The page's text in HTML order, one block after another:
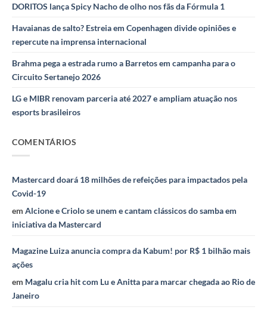
DORITOS lança Spicy Nacho de olho nos fãs da Fórmula 1
Havaianas de salto? Estreia em Copenhagen divide opiniões e
repercute na imprensa internacional
Brahma pega a estrada rumo a Barretos em campanha para o
Circuito Sertanejo 2026
LG e MIBR renovam parceria até 2027 e ampliam atuação nos
esports brasileiros
COMENTÁRIOS
Mastercard doará 18 milhões de refeições para impactados pela
Covid-19
em Alcione e Criolo se unem e cantam clássicos do samba em
iniciativa da Mastercard
Magazine Luiza anuncia compra da Kabum! por R$ 1 bilhão mais
ações
em Magalu cria hit com Lu e Anitta para marcar chegada ao Rio de
Janeiro